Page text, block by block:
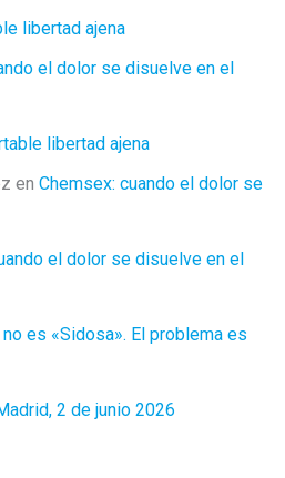
libertad ajena
el dolor se disuelve en el
libertad ajena
en Chemsex: cuando el dolor se
el dolor se disuelve en el
es «Sidosa». El problema es
2 de junio 2026